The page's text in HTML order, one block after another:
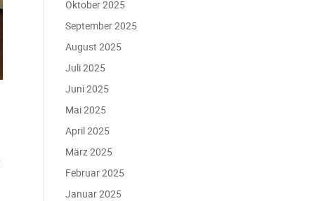
Oktober 2025
September 2025
August 2025
Juli 2025
Juni 2025
Mai 2025
April 2025
März 2025
Februar 2025
Januar 2025